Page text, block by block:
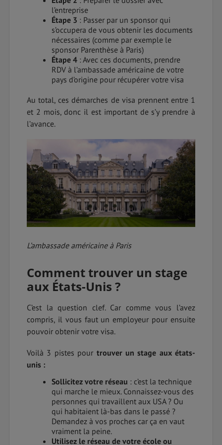
l’entreprise
Étape 3 : Passer par un sponsor qui
s’occupera de vous obtenir les documents
nécessaires (comme par exemple le
sponsor Parenthèse à Paris)
Étape 4 : Avec ces documents, prendre
RDV à l’ambassade américaine de votre
pays d’origine pour récupérer votre visa
Au total, ces démarches de visa prennent entre 1
et 2 mois, donc il est important de s’y prendre à
l’avance.
L’ambassade américaine à Paris
Comment trouver un stage
aux États-Unis ?
C’est la question clef. Car comme vous l’avez
compris, il vous faut un employeur pour ensuite
pouvoir obtenir votre visa.
Voilà 3 pistes pour trouver un stage aux états-
unis :
Sollicitez votre réseau : c’est la technique
qui marche le mieux. Connaissez-vous des
personnes qui travaillent aux USA ? Ou
qui habitaient là-bas dans le passé ?
Demandez à vos proches car ça en vaut
vraiment la peine.
Utilisez le réseau de votre école ou